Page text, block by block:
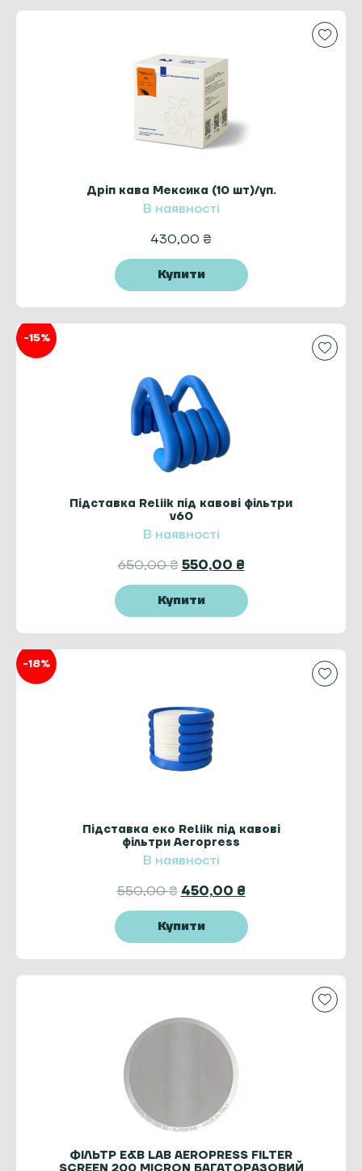
Дріп кава Мексика (10 шт)/уп.
В наявності
430,00 ₴
Купити
-15%
Підставка Reliik під кавові фільтри
v60
В наявності
650,00₴ 550,00 ₴
Купити
-18%
Підставка еко Reliik під кавові
фільтри Aeropress
В наявності
550,00₴ 450,00 ₴
Купити
ФІЛЬТР E&B LAB AEROPRESS FILTER